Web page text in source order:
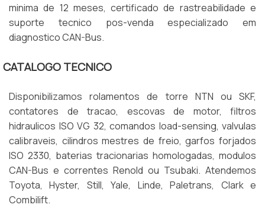
minima de 12 meses, certificado de rastreabilidade e
suporte tecnico pos-venda especializado em
diagnostico CAN-Bus.
CATALOGO TECNICO
Disponibilizamos rolamentos de torre NTN ou SKF,
contatores de tracao, escovas de motor, filtros
hidraulicos ISO VG 32, comandos load-sensing, valvulas
calibraveis, cilindros mestres de freio, garfos forjados
ISO 2330, baterias tracionarias homologadas, modulos
CAN-Bus e correntes Renold ou Tsubaki. Atendemos
Toyota, Hyster, Still, Yale, Linde, Paletrans, Clark e
Combilift.